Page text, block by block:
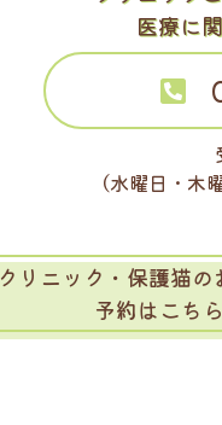
医療に
（水曜日・木
クリニック・保護猫の
予約はこちら